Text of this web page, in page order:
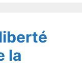
la